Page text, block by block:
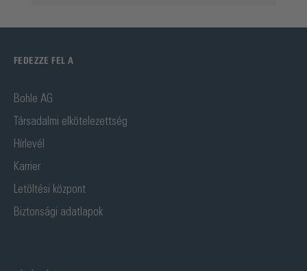
FEDEZZE FEL A
Bohle AG
Társadalmi elkötelezettség
Hírlevél
Karrier
Letöltési központ
Biztonsági adatlapok